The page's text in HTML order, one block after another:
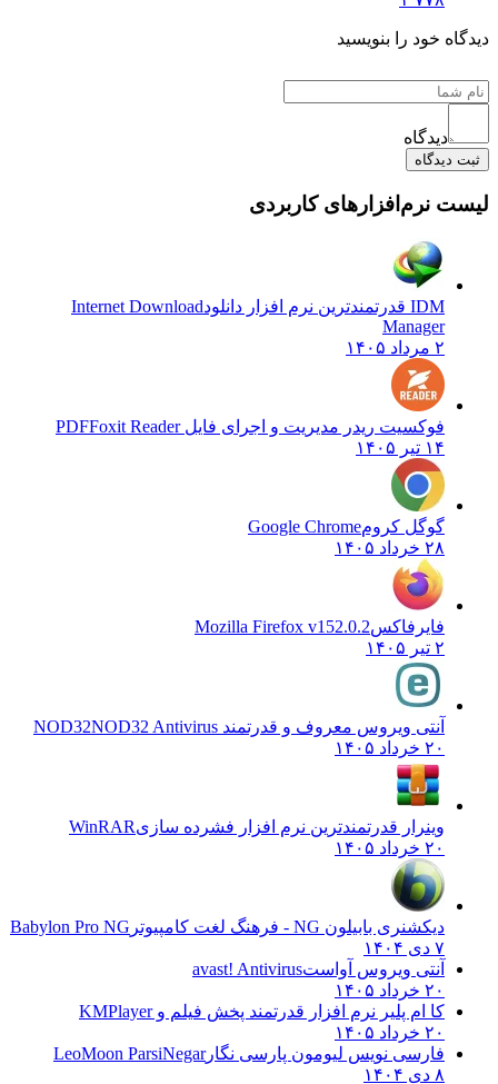
خود را بنویسید
دیدگاه
دیدگاه
نرم‌افزارهای کاربردی
IDM قدرتمندترین نرم افزار دانلود
Internet Download
Manager
فوکسیت ریدر مدیریت و اجرای فایل PDFFoxit Reader
گوگل کروم Google Chrome
فایرفاکسMozilla Firefox v152.0.2
آنتی ویروس معروف و قدرتمند NOD32NOD32 Antivirus
وینرار قدرتمندترین نرم افزار فشرده سازیWinRAR
دیکشنری بابیلون NG - فرهنگ لغت کامپیوتر
Babylon Pro NG
آنتی ویروس آواستavast! Antivirus
کا ام پلیر نرم افزار قدرتمند پخش فیلم وKMPlayer
فارسی نویس لیومون پارسی نگارLeoMoon ParsiNegar